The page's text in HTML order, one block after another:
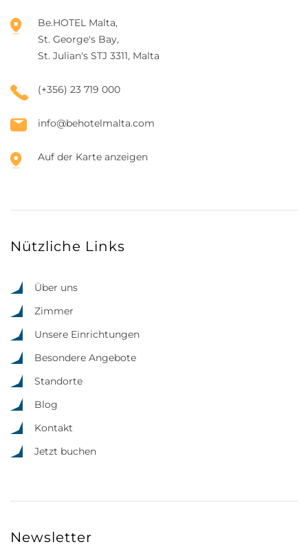
Be.HOTEL Malta,
St. George's Bay,
St. Julian's STJ 3311, Malta
(+356) 23 719 000
info@behotelmalta.com
Auf der Karte anzeigen
Nützliche Links
Über uns
Zimmer
Unsere Einrichtungen
Besondere Angebote
Standorte
Blog
Kontakt
Jetzt buchen
Newsletter